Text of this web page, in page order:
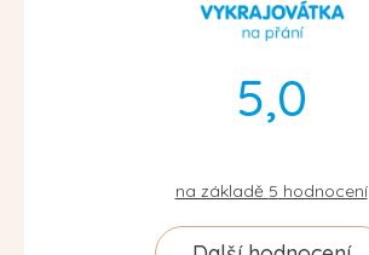
5,0
na základě 5 hodnocení